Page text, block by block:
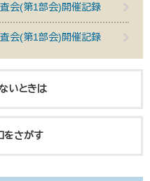
会(第1部会)開催記録
会(第1部会)開催記録
いときは
をさがす